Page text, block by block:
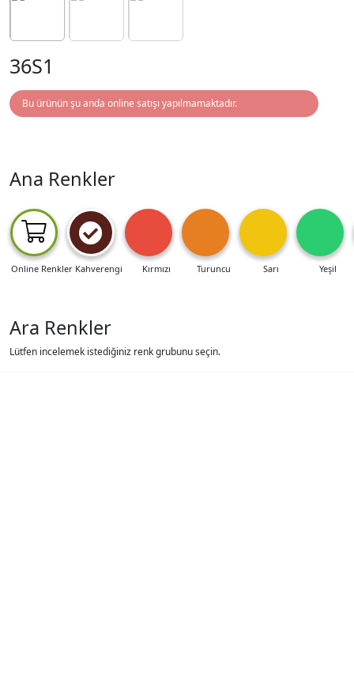
36S1
Bu ürünün şu anda online satışı yapılmamaktadır.
Ana Renkler
Online Renkler Kahverengi Kırmızı Turuncu Sarı Yeşil
Ara Renkler
Lütfen incelemek istediğiniz renk grubunu seçin.